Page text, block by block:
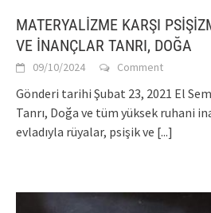
MATERYALİZME KARŞI
VE İNANÇLAR TANRI, DOĞA
09/10/2024 Comment
Gönderi tarihi Şubat 23, 2021 El
Tanrı, Doğa ve tüm yüksek ruhani
evladıyla rüyalar, psişik ve [...]